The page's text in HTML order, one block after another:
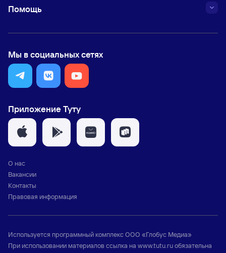
Помощь
Мы в социальных сетях
Приложение Туту
О нас
Вакансии
Контакты
Правовая информация
Используется программный комплексООО «Глобус Медиа»
При использовании материалов ссылка на www.tutu.ruобязательна